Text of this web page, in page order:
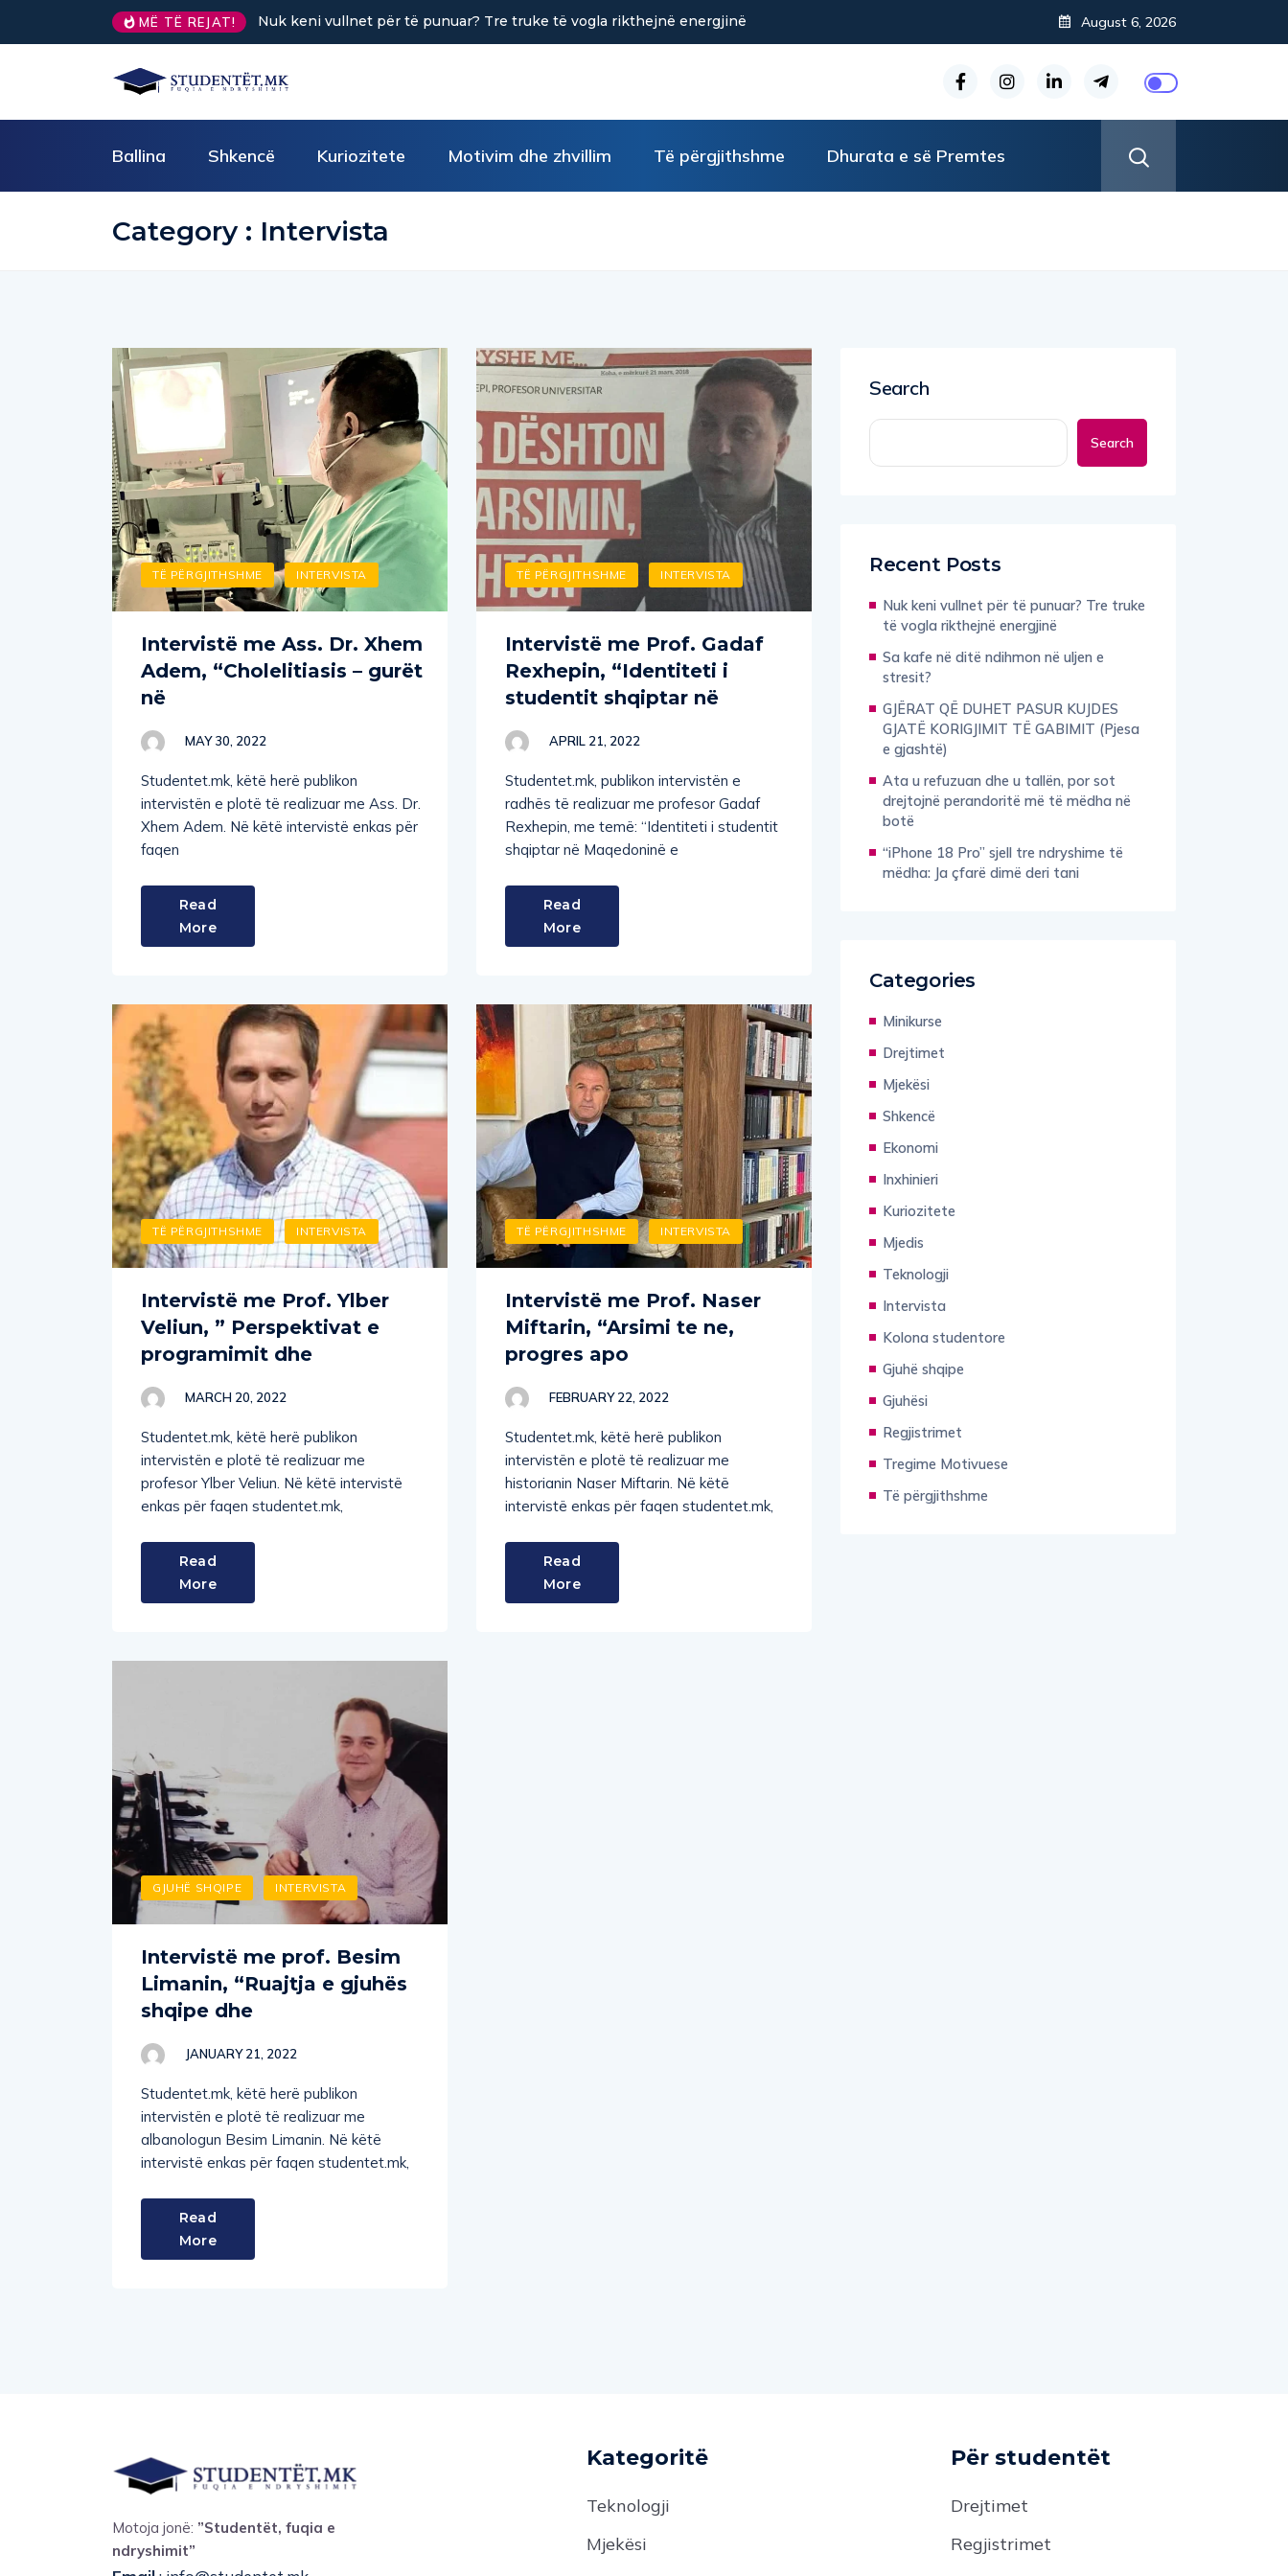
MË TË REJAT!
Nuk keni vullnet për të punuar? Tre truke të vogla rikthejnë energjinë Sa kafe në ditë ndihmon në uljen e stresit? August 6, 2026
Ballina Shkencë Kuriozitete Motivim dhe zhvillim Të përgjithshme Dhurata e së Premtes
Category : Intervista
TË PËRGJITHSHME INTERVISTA
Intervistë me Ass. Dr. Xhem
Adem, “Cholelitiasis – gurët
në
MAY 30, 2022
Studentet.mk, këtë herë publikon
intervistën e plotë të realizuar me Ass. Dr.
Xhem Adem. Në këtë intervistë enkas për
faqen
Read
More
TË PËRGJITHSHME INTERVISTA
Intervistë me Prof. Gadaf
Rexhepin, “Identiteti i
studentit shqiptar në
APRIL 21, 2022
Studentet.mk, publikon intervistën e
radhës të realizuar me profesor Gadaf
Rexhepin, me temë: “Identiteti i studentit
shqiptar në Maqedoninë e
Read
More
TË PËRGJITHSHME INTERVISTA
Intervistë me Prof. Ylber
Veliun, ” Perspektivat e
programimit dhe
MARCH 20, 2022
Studentet.mk, këtë herë publikon
intervistën e plotë të realizuar me
profesor Ylber Veliun. Në këtë intervistë
enkas për faqen studentet.mk,
Read
More
TË PËRGJITHSHME INTERVISTA
Intervistë me Prof. Naser
Miftarin, “Arsimi te ne,
progres apo
FEBRUARY 22, 2022
Studentet.mk, këtë herë publikon
intervistën e plotë të realizuar me
historianin Naser Miftarin. Në këtë
intervistë enkas për faqen studentet.mk,
Read
More
GJUHË SHQIPE INTERVISTA
Intervistë me prof. Besim
Limanin, “Ruajtja e gjuhës
shqipe dhe
JANUARY 21, 2022
Studentet.mk, këtë herë publikon
intervistën e plotë të realizuar me
albanologun Besim Limanin. Në këtë
intervistë enkas për faqen studentet.mk,
Read
More
Search
Search
Recent Posts
Nuk keni vullnet për të punuar? Tre truke
të vogla rikthejnë energjinë
Sa kafe në ditë ndihmon në uljen e
stresit?
GJËRAT QË DUHET PASUR KUJDES
GJATË KORIGJIMIT TË GABIMIT (Pjesa
e gjashtë)
Ata u refuzuan dhe u tallën, por sot
drejtojnë perandoritë më të mëdha në
botë
“iPhone 18 Pro” sjell tre ndryshime të
mëdha: Ja çfarë dimë deri tani
Categories
Minikurse
Drejtimet
Mjekësi
Shkencë
Ekonomi
Inxhinieri
Kuriozitete
Mjedis
Teknologji
Intervista
Kolona studentore
Gjuhë shqipe
Gjuhësi
Regjistrimet
Tregime Motivuese
Të përgjithshme
Motoja jonë: ”Studentët, fuqia e
ndryshimit”
Kategoritë
Teknologji
Mjekësi
Për studentët
Drejtimet
Regjistrimet